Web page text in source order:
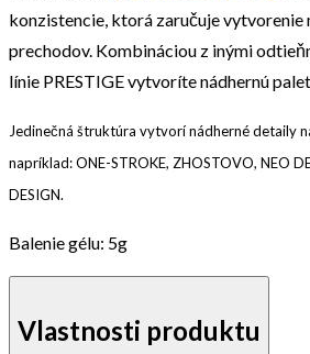
konzistencie, ktorá zaručuje vytvorenie
prechodov. Kombináciou z inými
línie PRESTIGE vytvoríte nádhernú
Jedinečná štruktúra vytvorí nádherné detaily
napríklad: ONE-STROKE, ZHOSTOVO, NEO
DESIGN.
Balenie gélu: 5g
Vlastnosti produktu